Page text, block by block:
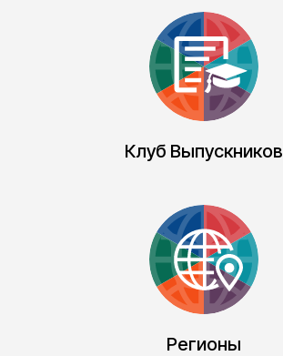
Клуб Выпускников
Регионы
1.⁠ ⁠Банковской картой РФ
2.⁠ ⁠ЗАРУБЕЖНОЙ банковской картой
3.⁠ ⁠РАССРОЧКА от Тинькофф или
‌4. РАССРОЧКА для граждан
5.⁠ ⁠Материнским капиталом
7. Оплата по счету для юр. лиц
8. Поурочная оплата базовых
‌9. Двумя равными платежами при
оплате онлайн потока